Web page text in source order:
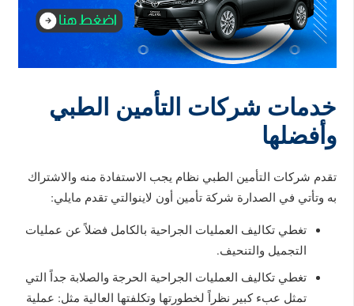
خدمات شركات التأمين الطبي
وأفضلها
تقدم شركات التأمين الطبي نظام يجب الاستفادة منه والاشتراك
به وتأتي في الصدارة شركة تأمين أون لاينوالتي تقدم مايلي:
تغطي تكاليف العمليات الجراحية بالكامل فضلاً عن عمليات
التجميل والتنحيف.
تغطي تكاليف العمليات الجراحية الحرجة والصلابة جداً التي
تمثل عبء كبير نظراً لخطورتها وتكلفتها العالية مثل: عملية